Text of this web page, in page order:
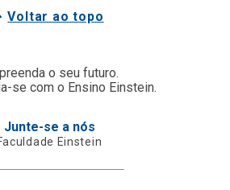
Voltar ao topo
o seu futuro.
se com o Ensino Einstein.
Junte-se a nós
Einstein